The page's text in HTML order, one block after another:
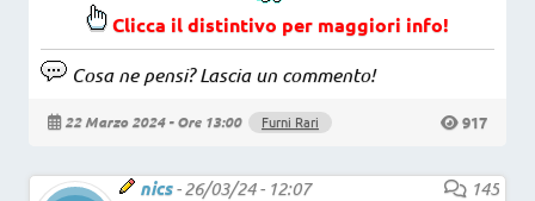
Clicca il distintivo per maggiori info!
Cosa ne pensi? Lascia un commento!
22 Marzo 2024 - Ore 13:00 Furni Rari 917
nics-26/03/24 - 12:07
145